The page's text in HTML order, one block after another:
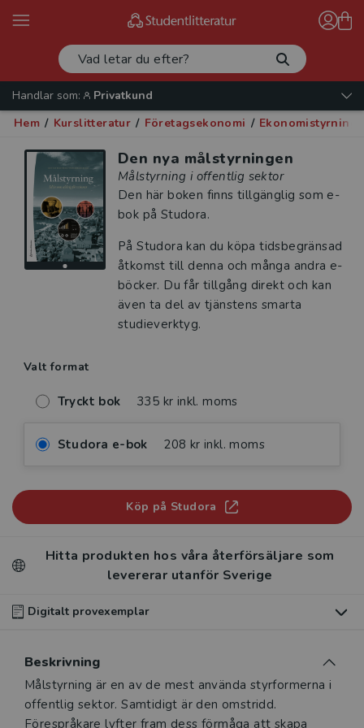
Handlar som:
Privatkund
Hem / Kurslitteratur / Företagsekonomi / Ekonomistyrning
Den nya målstyrningen
Målstyrning i offentlig sektor
Den här boken finns tillgänglig som e-
bok på Studora.
På Studora kan du köpa tidsbegränsad
åtkomst till denna och många andra e-
böcker. Du får tillgång direkt och kan
även ta del av tjänstens smarta
studieverktyg.
Valt format
Tryckt bok 335 kr inkl. moms
Studora e-bok 208 kr inkl. moms
Köp på Studora
Hitta produkten hos våra återförsäljare som
levererar utanför Sverige
Digitalt provexemplar
digitalt provexemplar av den här produkten
Våra digitala provexemplar tillhandahålls via Studora.se
och ger dig tillgång till boken under 180 dagar. Observera
Beskrivning
Beskrivning
Målstyrning är en av de mest använda styrformerna i
offentlig sektor. Samtidigt är den omstridd.
Förespråkare lyfter fram dess förmåga att skapa